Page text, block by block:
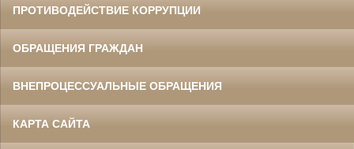
ПРОТИВОДЕЙСТВИЕ КОРРУПЦИИ
ОБРАЩЕНИЯ ГРАЖДАН
ВНЕПРОЦЕССУАЛЬНЫЕ ОБРАЩЕНИЯ
КАРТА САЙТА